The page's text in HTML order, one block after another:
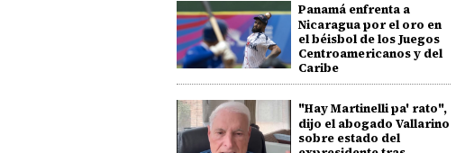
Panamá enfrenta a
Nicaragua por el oro en
el béisbol de los Juegos
Centroamericanos y del
Caribe
"Hay Martinelli pa' rato",
dijo el abogado Vallarino
sobre estado del